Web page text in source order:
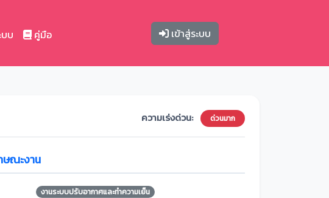
บ คู่มือ เข้าสู่ระบบ
ความเร่งด่วน: ด่วนมาก
ษณะงาน
งานระบบปรับอากาศและทำความเย็น